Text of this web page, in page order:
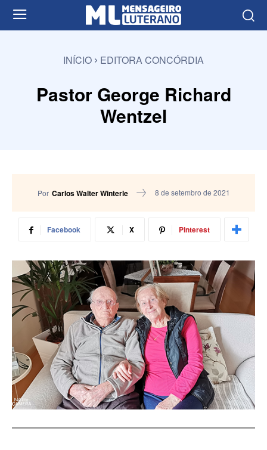
INÍCIO EDITORA CONCÓRDIA
Pastor George Richard
Wentzel
Por Carlos Walter Winterle 8 de setembro de 2021
Facebook X Pinterest